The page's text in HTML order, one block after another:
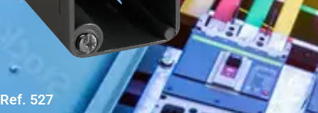
Ref. 527